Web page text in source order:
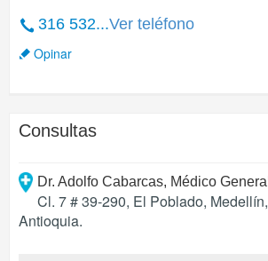
316 532...Ver teléfono
Opinar
Consultas
Dr. Adolfo Cabarcas, Médico General
Cl. 7 # 39-290, El Poblado, Medellín,
Antioquia.